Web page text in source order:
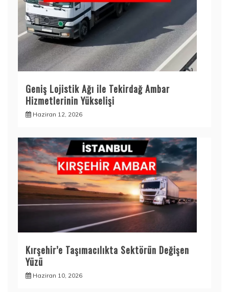
Geniş Lojistik Ağı ile Tekirdağ Ambar
Hizmetlerinin Yükselişi
Haziran 12, 2026
Kırşehir’e Taşımacılıkta Sektörün Değişen
Yüzü
Haziran 10, 2026